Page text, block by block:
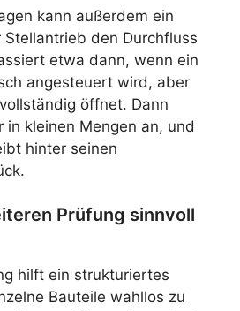
kann außerdem ein
den Durchfluss
etwa dann, wenn ein
angesteuert wird, aber
öffnet. Dann
in kleinen Mengen an, und
hinter seinen
Prüfung sinnvoll
hilft ein strukturiertes
Bauteile wahllos zu